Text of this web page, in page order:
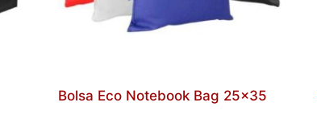
Bolsa Eco Notebook Bag 25×35